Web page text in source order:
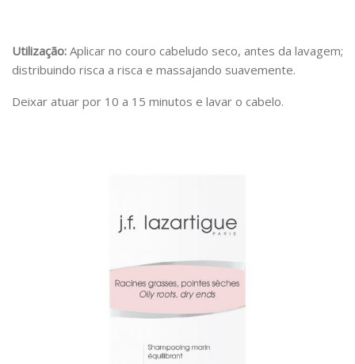
Utilização: Aplicar no couro cabeludo seco, antes da lavagem;
distribuindo risca a risca e massajando suavemente.
Deixar atuar por 10 a 15 minutos e lavar o cabelo.